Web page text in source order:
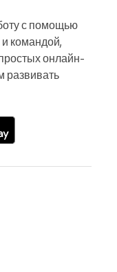
с помощью
командой,
онлайн-
развивать